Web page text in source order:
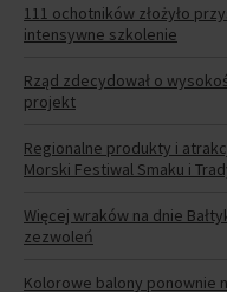
111 ochotników złożyło
intensywne szkolenie
Rząd zdecydował o
projekt
Regionalne produkty i
Morski Festiwal Smaku i
Więcej wraków na dnie
zezwoleń
Kolorowe balony ponownie